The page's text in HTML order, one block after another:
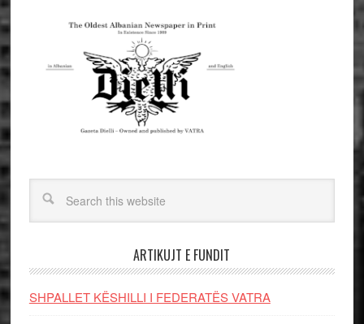
ARTIKUJT E FUNDIT
SHPALLET KËSHILLI I FEDERATËS VATRA